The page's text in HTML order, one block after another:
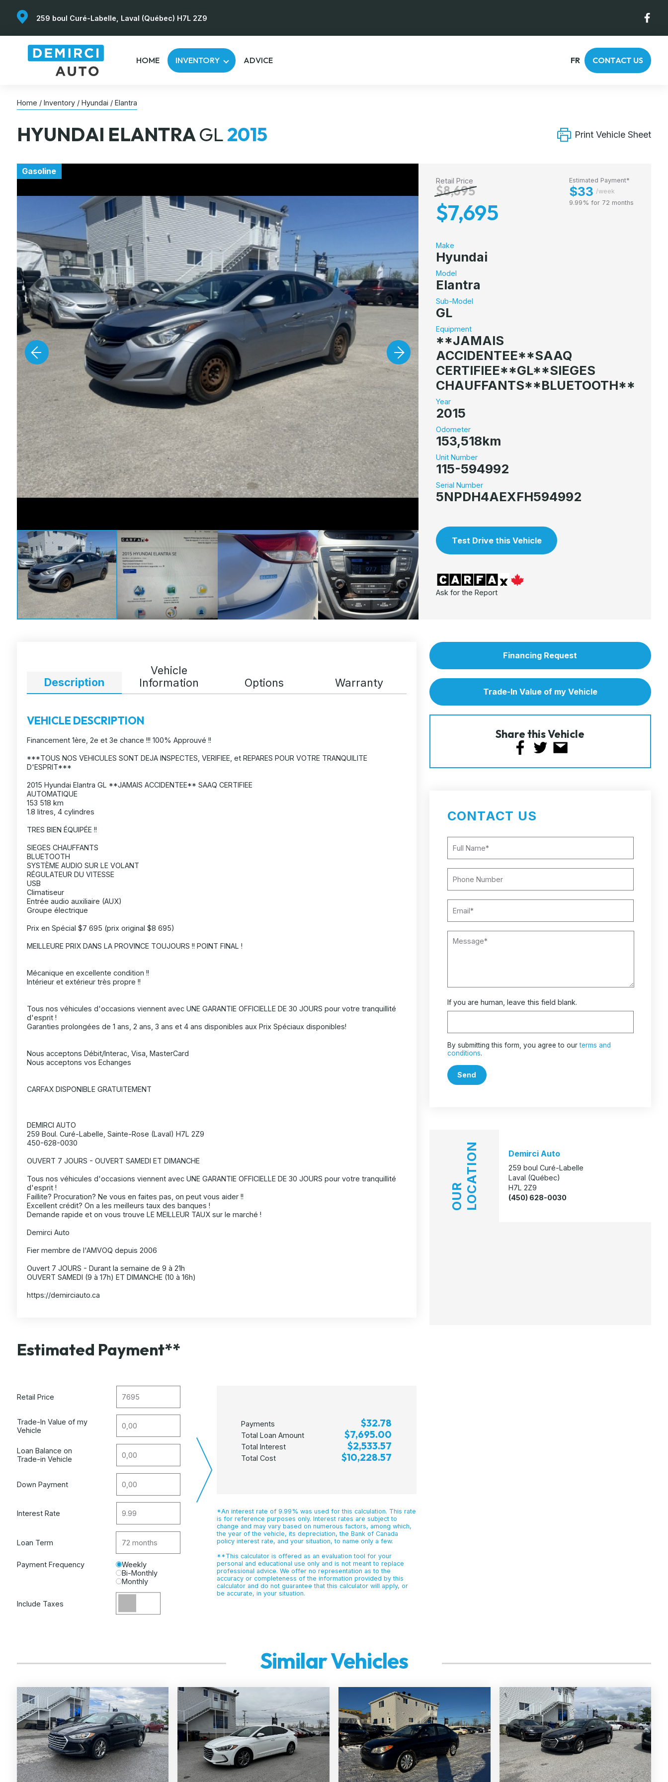
259 boul Curé-Labelle, Laval (Québec) H7L 2Z9
HOME INVENTORY ADVICE FR CONTACT US
Home / Inventory / Hyundai / Elantra
HYUNDAI ELANTRAGL2015 Print Vehicle Sheet
Gasoline
Retail Price
$8,695
$7,695
Estimated Payment*
$33 /week
9.99% for 72 months
Make
Hyundai
Model
Elantra
Sub-Model
GL
Equipment
**JAMAIS
ACCIDENTEE**SAAQ
CERTIFIEE**GL**SIEGES
CHAUFFANTS**BLUETOOTH**
Year
2015
Odometer
153,518km
Unit Number
115-594992
Serial Number
5NPDH4AEXFH594992
Test Drive this Vehicle
Ask for the Report
Description
Vehicle
Information
Options Warranty
VEHICLE DESCRIPTION
Financement 1ère, 2e et 3e chance !!! 100% Approuvé !!
***TOUS NOS VEHICULES SONT DEJA INSPECTES, VERIFIEE, et REPARES POUR VOTRE TRANQUILITE
D'ESPRIT***
2015 Hyundai Elantra GL **JAMAIS ACCIDENTEE** SAAQ CERTIFIEE
AUTOMATIQUE
153 518 km
1.8 litres, 4 cylindres
TRES BIEN ÉQUIPÉE !!
SIEGES CHAUFFANTS
BLUETOOTH
SYSTÈME AUDIO SUR LE VOLANT
RÉGULATEUR DU VITESSE
USB
Climatiseur
Entrée audio auxiliaire (AUX)
Groupe électrique
Prix en Spécial $7 695 (prix original $8 695)
MEILLEURE PRIX DANS LA PROVINCE TOUJOURS !! POINT FINAL !
Mécanique en excellente condition !!
Intérieur et extérieur très propre !!
Tous nos véhicules d'occasions viennent avec UNE GARANTIE OFFICIELLE DE 30 JOURS pour votre tranquillité
d'esprit !
Garanties prolongées de 1 ans, 2 ans, 3 ans et 4 ans disponibles aux Prix Spéciaux disponibles!
Nous acceptons Débit/Interac, Visa, MasterCard
Nous acceptons vos Echanges
CARFAX DISPONIBLE GRATUITEMENT
DEMIRCI AUTO
259 Boul. Curé-Labelle, Sainte-Rose (Laval) H7L 2Z9
450-628-0030
OUVERT 7 JOURS - OUVERT SAMEDI ET DIMANCHE
Tous nos véhicules d'occasions viennent avec UNE GARANTIE OFFICIELLE DE 30 JOURS pour votre tranquillité
d'esprit !
Faillite? Procuration? Ne vous en faites pas, on peut vous aider !!
Excellent crédit? On a les meilleurs taux des banques !
Demande rapide et on vous trouve LE MEILLEUR TAUX sur le marché !
Demirci Auto
Fier membre de l'AMVOQ depuis 2006
Ouvert 7 JOURS - Durant la semaine de 9 à 21h
OUVERT SAMEDI (9 à 17h) ET DIMANCHE (10 à 16h)
https://demirciauto.ca
Estimated Payment**
Retail Price
Trade-In Value of my
Vehicle
Loan Balance on
Trade-in Vehicle
Down Payment
Interest Rate
Loan Term
Payment Frequency
Weekly
Bi-Monthly
Monthly
Include Taxes
Payments $32.78
Total Loan Amount $7,695.00
Total Interest $2,533.57
Total Cost $10,228.57
*An interest rate of 9.99% was used for this calculation. This rate
is for reference purposes only. Interest rates are subject to
change and may vary based on numerous factors, among which,
the year of the vehicle, its depreciation, the Bank of Canada
policy interest rate, and your situation, to name only a few.
**This calculator is offered as an evaluation tool for your
personal and educational use only and is not meant to replace
professional advice. We offer no representation as to the
accuracy or completeness of the information provided by this
calculator and do not guarantee that this calculator will apply, or
be accurate, in your situation.
Financing Request
Trade-In Value of my Vehicle
Share this Vehicle
CONTACT US
If you are human, leave this field blank.
By submitting this form, you agree to ourterms and
conditions.
Send
OUR LOCATION Demirci Auto
259 boul Curé-Labelle
Laval (Québec)
H7L 2Z9
(450) 628-0030
Similar Vehicles